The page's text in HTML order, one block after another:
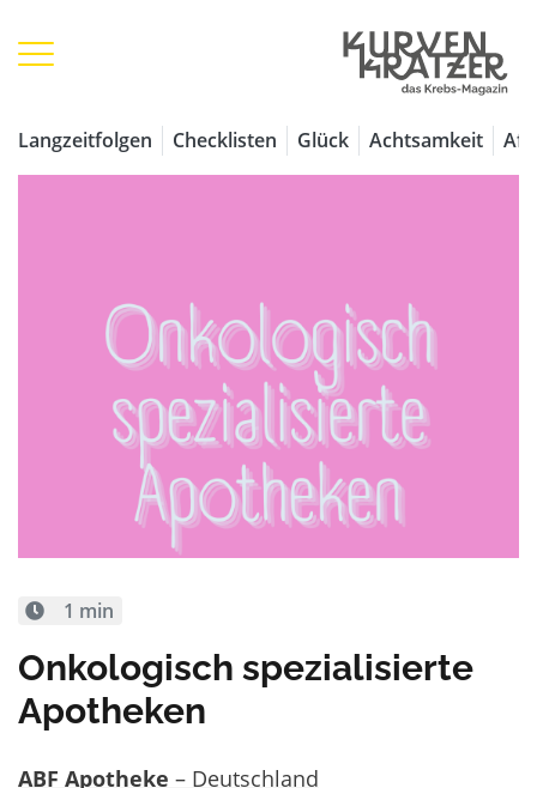
Langzeitfolgen Checklisten Glück Achtsamkeit
1 min
Onkologisch spezialisierte
Apotheken
ABF Apotheke – Deutschland